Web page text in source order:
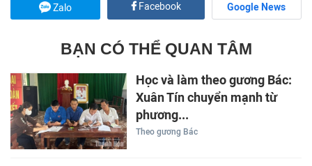
Zalo Facebook Google News
BẠN CÓ THỂ QUAN TÂM
Học và làm theo gương Bác:
Xuân Tín chuyển mạnh từ
phương...
Theo gương Bác